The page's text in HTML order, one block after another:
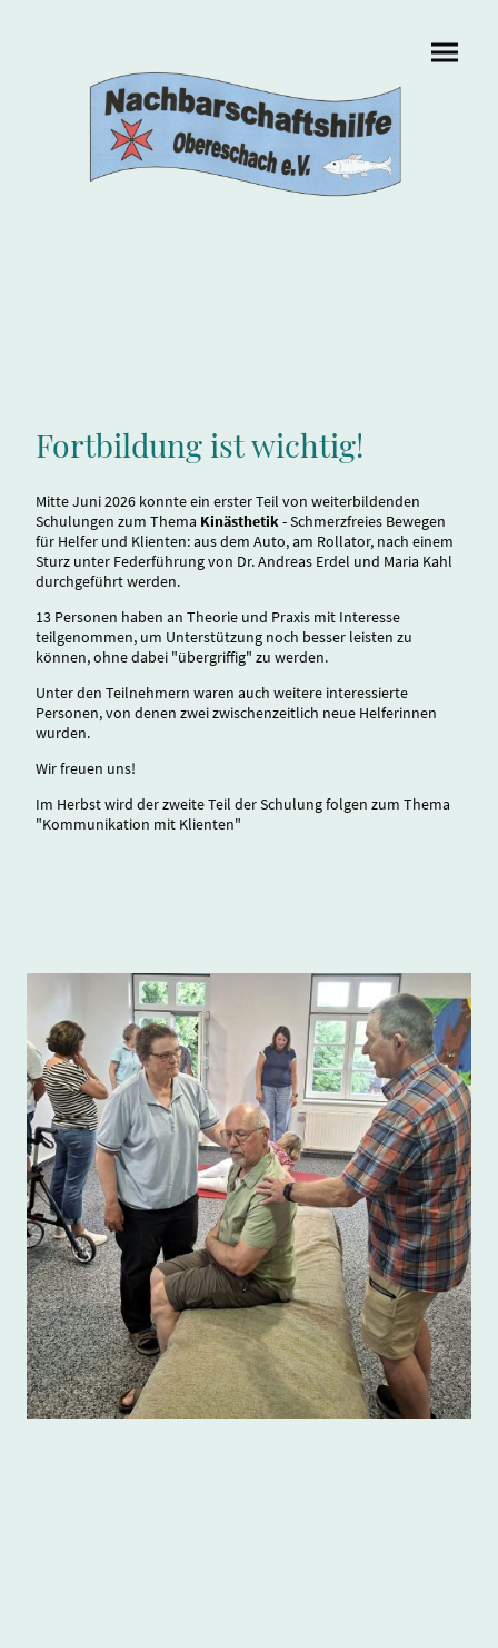
Fortbildung ist wichtig!
Mitte Juni 2026 konnte ein erster Teil von weiterbildenden
Schulungen zum Thema Kinästhetik- Schmerzfreies Bewegen
für Helfer und Klienten: aus dem Auto, am Rollator, nach einem
Sturz unter Federführung von Dr. Andreas Erdel und Maria Kahl
durchgeführt werden.
13 Personen haben an Theorie und Praxis mit Interesse
teilgenommen, um Unterstützung noch besser leisten zu
können, ohne dabei "übergriffig" zu werden.
Unter den Teilnehmern waren auch weitere interessierte
Personen, von denen zwei zwischenzeitlich neue Helferinnen
wurden.
Wir freuen uns!
Im Herbst wird der zweite Teil der Schulung folgen zum Thema
"Kommunikation mit Klienten"